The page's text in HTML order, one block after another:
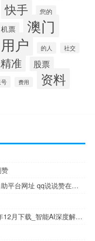
快手 您的
机票 澳门
用户 的人 社交
精准 股票
费用 资料
快手刷粉永久网址 - 抖音点赞在线自助平台网址 qq说说赞在线自助下单网
澳门六开彩开奖结果开奖记录2024年12月下载_智能AI深度解析_文心一言5G.213.1.171